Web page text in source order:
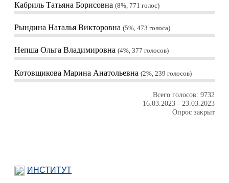
Кабриль Татьяна Борисовна 8%, 771 голос
Рындина Наталья Викторовна 5%, 473 голоса
Непша Ольга Владимировна 4%, 377 голосов
Котовщикова Марина Анатольевна 2%, 239 голосов
Всего голосов: 9732
16.03.2023 - 23.03.2023
Опрос закрыт
ИНСТИТУТ